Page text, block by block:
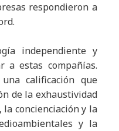
respondieron a
independiente y
a estas compañías.
calificación que
de la exhaustividad
concienciación y la
y la